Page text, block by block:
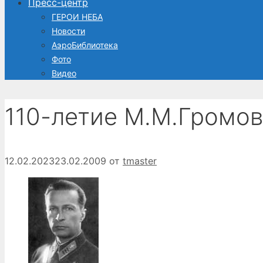
Пресс-центр
ГЕРОИ НЕБА
Новости
АэроБиблиотека
Фото
Видео
110-летие
12.02.202323.02.2009 от tmaster